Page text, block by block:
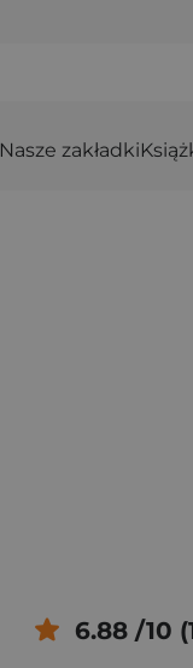
Nasze zakładki
6.88 /10